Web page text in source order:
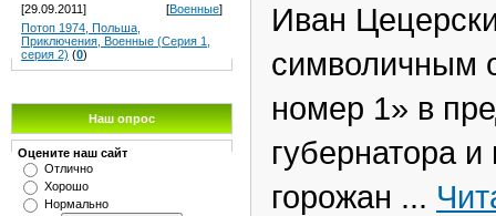
[29.09.2011]
[Военные]
Потоп 1974, Польша,
Приключения, Военные (Серия 1,
серия 2) (0)
Наш опрос
Оцените наш сайт
Отлично
Хорошо
Нормально
Иван
символичным
номер 1» в
губернатора
горожан ...